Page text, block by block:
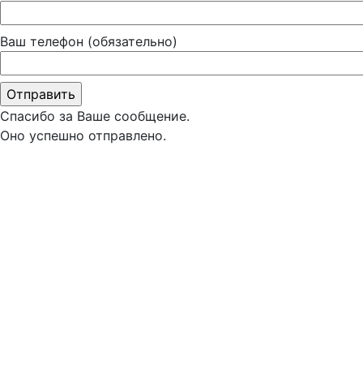
Ваш телефон (обязательно)
Спасибо за Ваше сообщение.
Оно успешно отправлено.